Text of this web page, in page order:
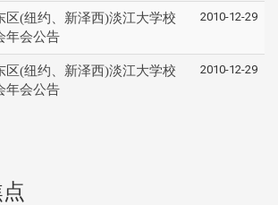
区(纽约、新泽西)淡江大学校
年会公告
2010-12-29
区(纽约、新泽西)淡江大学校
年会公告
2010-12-29